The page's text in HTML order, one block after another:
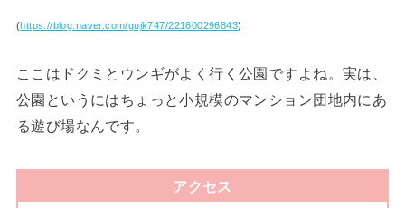
(https://blog.naver.com/gujk747/221600296843)
ここはドクミとウンギがよく行く公園ですよね。実は、
公園というにはちょっと小規模のマンション団地内にあ
る遊び場なんです。
アクセス